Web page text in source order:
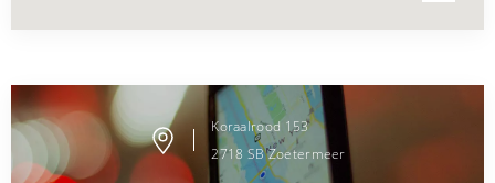
Koraalrood 153
2718 SBZoetermeer